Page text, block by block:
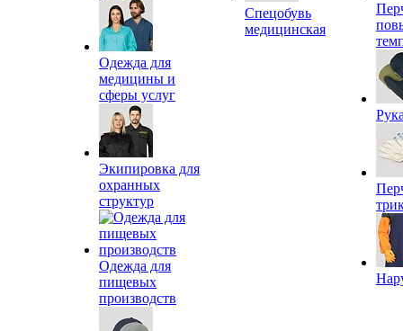
Одежда для
медицины и
сферы услуг
Экипировка для
охранных
структур
Одежда для
пищевых
производств
Спецобувь
медицинская